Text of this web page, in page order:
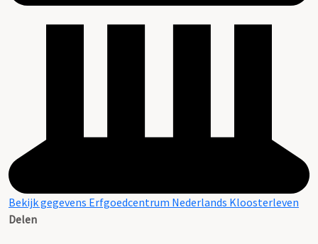
Bekijk gegevens Erfgoedcentrum Nederlands Kloosterleven
Delen